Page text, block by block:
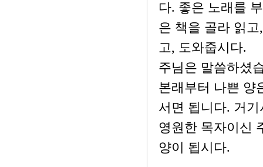
다. 좋은 노래를
은 책을 골라 읽
고, 도와줍시다.
주님은 말씀하셨
본래부터 나쁜 양
서면 됩니다. 거
영원한 목자이신
양이 됩시다.